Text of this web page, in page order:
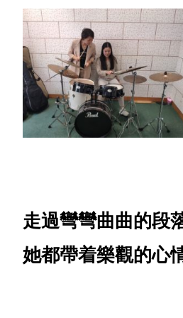
走過彎彎曲曲的段
她都帶着樂觀的心